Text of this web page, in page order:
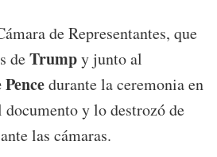
de Representantes, que
deTrumpy junto al
durante la ceremonia en
y lo destrozó de
las cámaras.